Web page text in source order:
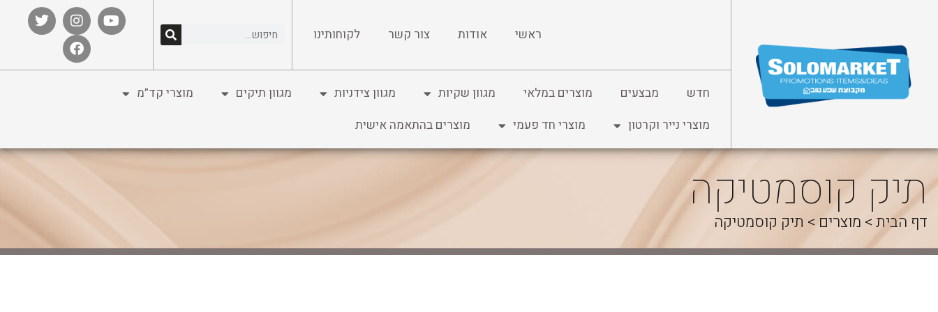
ראשי אודות צור קשר לקוחותינו
חדש מבצעים מוצרים במלאי מגוון שקיות מגוון צידניות מגוון תיקים
מוצרי קד”מ
מוצרי נייר וקרטון
מוצרי חד פעמי מוצרים בהתאמה אישית
תיק קוסמטיקה
דף הבית> מוצרים > תיק קוסמטיקה